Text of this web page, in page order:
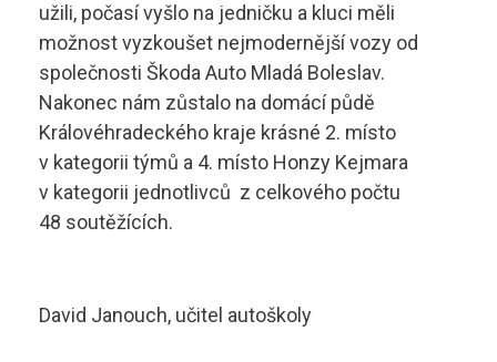
Kurz po zadržení ŘP
Kondiční jízdy
užili, počasí vyšlo na jedničku a kluci měli
možnost vyzkoušet nejmodernější vozy od
společnosti Škoda Auto Mladá Boleslav.
Nakonec nám zůstalo na domácí půdě
Královéhradeckého kraje krásné 2. místo
v kategorii týmů a 4. místo Honzy Kejmara
v kategorii jednotlivců z celkového počtu
48 soutěžících.
David Janouch, učitel autoškoly